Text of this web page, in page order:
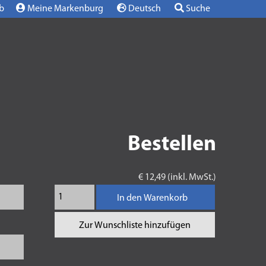
Meine Markenburg Deutsch Suche
Bestellen
€ 12,49 (inkl. MwSt.)
In den Warenkorb
Zur Wunschliste hinzufügen